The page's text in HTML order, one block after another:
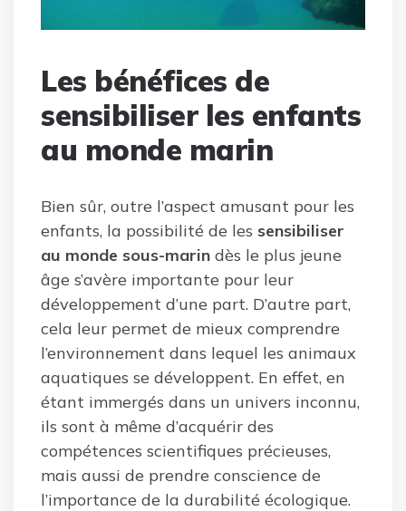
Les bénéfices de
sensibiliser les enfants
au monde marin
Bien sûr, outre l’aspect amusant pour les
enfants, la possibilité de les sensibiliser
au monde sous-marin dès le plus jeune
âge s’avère importante pour leur
développement d’une part. D’autre part,
cela leur permet de mieux comprendre
l’environnement dans lequel les animaux
aquatiques se développent. En effet, en
étant immergés dans un univers inconnu,
ils sont à même d’acquérir des
compétences scientifiques précieuses,
mais aussi de prendre conscience de
l’importance de la durabilité écologique.